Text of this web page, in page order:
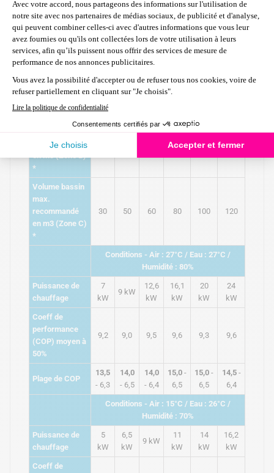
Caractéristiques techniques
Modèle P07 P09 P13 P16 P20 P24
Volume bassin
max.
recommandé
en m3 (Zone A)
35
max.
recommandé
en m3 (Zone B)
*
65 80 100
Volume bassin
max.
recommandé
en m3 (Zone C)
*
30 50 60 80 100 120
Conditions - Air : 27°C / Eau : 27°C /
Humidité : 80%
Puissance de
chauffage
7
kW
9 kW
12,6
kW
16,1
kW
20
kW
24
kW
Coeff de
performance
(COP) moyen à
50%
9,2 9,0 9,5 9,6 9,3 9,6
Plage de COP
13,5
- 6,3
14,0
- 6,5
14,0
- 6,4
15,0 -
6,5
15,0 -
6,5
14,5 -
6,4
Conditions - Air : 15°C / Eau : 26°C /
Humidité : 70%
Puissance de
chauffage
5
kW
6,5
kW
9 kW
11
kW
14
kW
16,2
kW
Coeff de